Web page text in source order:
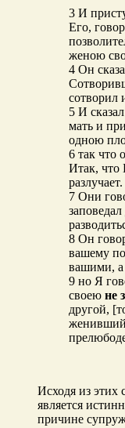
3 И
Его,
женою
4 Он
сотворил
5 И
мать и
одною
6 так что
Итак, что
разлучает.
7 Они
8 Он
вашему
вашими, а
9 но Я
своею не
другой,
Исходя из этих
является
причине